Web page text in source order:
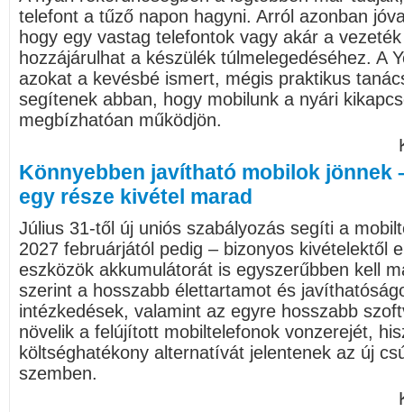
telefont a tűző napon hagyni. Arról azonban
hogy egy vastag telefontok vagy akár a
hozzájárulhat a készülék túlmelegedéséhez. A
azokat a kevésbé ismert, mégis praktikus
segítenek abban, hogy mobilunk a nyári
megbízhatóan működjön.
Könnyebben javítható mobilok jönnek
egy része kivétel marad
Július 31-től új uniós szabályozás segíti a
2027 februárjától pedig – bizonyos kivételektől
eszközök akkumulátorát is egyszerűbben kell
szerint a hosszabb élettartamot és
intézkedések, valamint az egyre hosszabb
növelik a felújított mobiltelefonok vonzerejét,
költséghatékony alternatívát jelentenek az új
szemben.